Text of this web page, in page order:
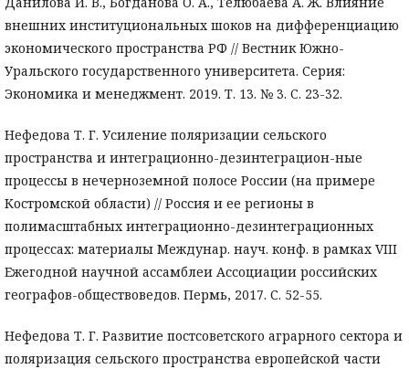
внешних институциональных шоков на дифференциацию
экономического пространства РФ // Вестник Южно-
Уральского государственного университета. Серия:
Экономика и менеджмент. 2019. Т. 13. № 3. С. 23-32.
Нефедова Т. Г. Усиление поляризации сельского
пространства и интеграционно-дезинтеграцион-ные
процессы в нечерноземной полосе России (на примере
Костромской области) // Россия и ее регионы в
полимасштабных интеграционно-дезинтеграционных
процессах: материалы Междунар. науч. конф. в рамках VIII
Ежегодной научной ассамблеи Ассоциации российских
географов-обществоведов. Пермь, 2017. С. 52-55.
Нефедова Т. Г. Развитие постсоветского аграрного сектора и
поляризация сельского пространства европейской части